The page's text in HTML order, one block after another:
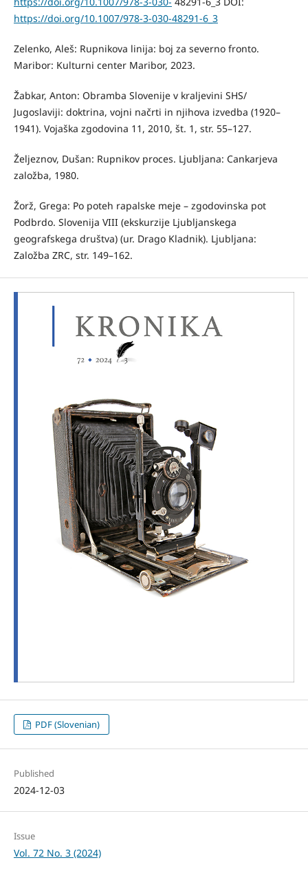
https://doi.org/10.1007/978-3-030-48291-6_3
Zelenko, Aleš: Rupnikova linija: boj za severno fronto.
Maribor: Kulturni center Maribor, 2023.
Žabkar, Anton: Obramba Slovenije v kraljevini SHS/
Jugoslaviji: doktrina, vojni načrti in njihova izvedba (1920–
1941). Vojaška zgodovina 11, 2010, št. 1, str. 55–127.
Željeznov, Dušan: Rupnikov proces. Ljubljana: Cankarjeva
založba, 1980.
Žorž, Grega: Po poteh rapalske meje – zgodovinska pot
Podbrdo. Slovenija VIII (ekskurzije Ljubljanskega
geografskega društva) (ur. Drago Kladnik). Ljubljana:
Založba ZRC, str. 149–162.
PDF (Slovenian)
Published
2024-12-03
Issue
Vol. 72 No. 3 (2024)